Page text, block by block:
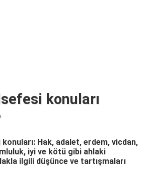
konuları
Hak, adalet, erdem, vicdan,
iyi ve kötü gibi ahlaki
ilgili düşünce ve tartışmaları